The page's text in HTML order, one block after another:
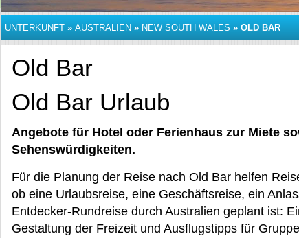
UNTERKUNFT » AUSTRALIEN » NEW SOUTH WALES » OLD BAR
Old Bar
Old Bar Urlaub
Angebote für Hotel oder Ferienhaus zur Miete
Sehenswürdigkeiten.
Für die Planung der Reise nach Old Bar helfen
ob eine Urlaubsreise, eine Geschäftsreise, ein
Entdecker-Rundreise durch Australien geplant ist:
Gestaltung der Freizeit und Ausflugstipps für